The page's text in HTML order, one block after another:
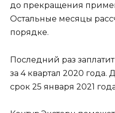
до прекращения
Остальные месяцы
порядке.
Последний раз
за 4 квартал 2020 года.
срок 25 января 2021